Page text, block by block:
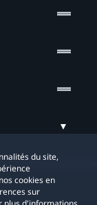
du site,
cookies en
sur